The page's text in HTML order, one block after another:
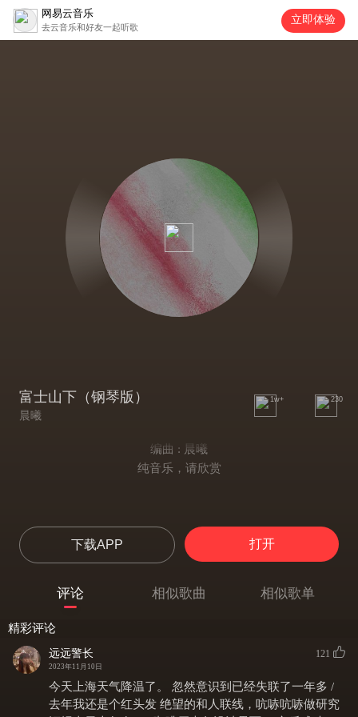
网易云音乐
去云音乐和好友一起听歌
立即体验
富士山下（钢琴版）
晨曦
1w+ 230
编曲 : 晨曦
纯音乐，请欣赏
下载APP 打开
评论 相似歌曲 相似歌单
精彩评论
远远警长
2023年11月10日
121
今天上海天气降温了。 忽然意识到已经失联了一年多 /
去年我还是个红头发 绝望的和人联线，吭哧吭哧做研究